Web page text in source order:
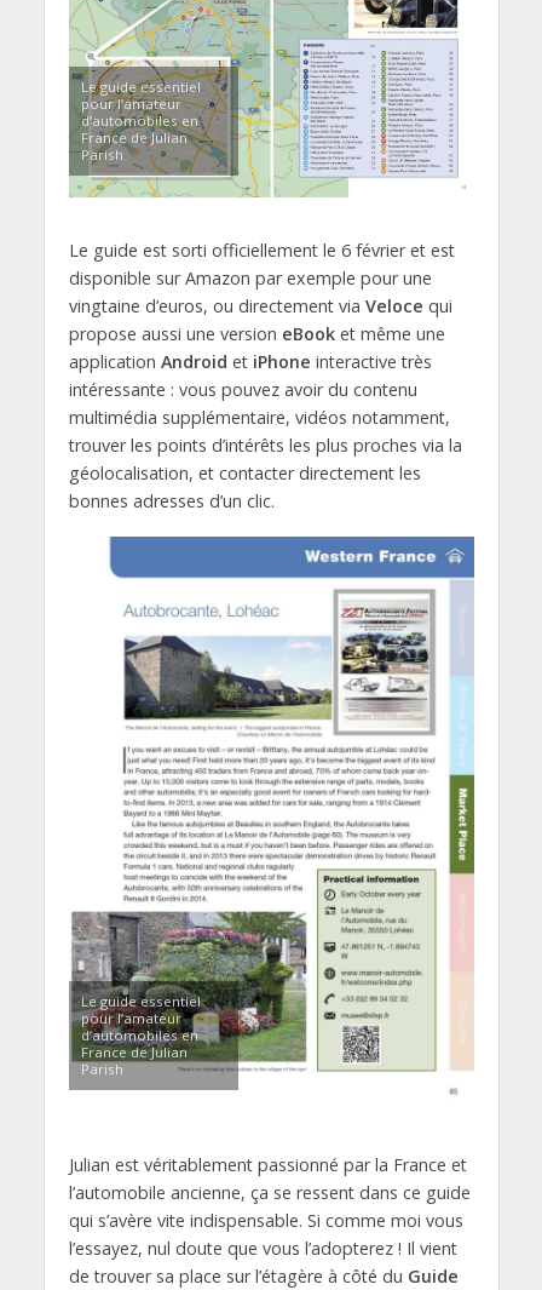
Le guide essentiel
pour l’amateur
d’automobiles en
France de Julian
Parish
Le guide est sorti officiellement le 6 février et est
disponible sur Amazon par exemple pour une
vingtaine d’euros, ou directement via Veloce qui
propose aussi une version eBooket même une
application Android et iPhone interactive très
intéressante : vous pouvez avoir du contenu
multimédia supplémentaire, vidéos notamment,
trouver les points d’intérêts les plus proches via la
géolocalisation, et contacter directement les
bonnes adresses d’un clic.
Le guide essentiel
pour l’amateur
d’automobiles en
France de Julian
Parish
Julian est véritablement passionné par la France et
l’automobile ancienne, ça se ressent dans ce guide
qui s’avère vite indispensable. Si comme moi vous
l’essayez, nul doute que vous l’adopterez ! Il vient
de trouver sa place sur l’étagère à côté du Guide